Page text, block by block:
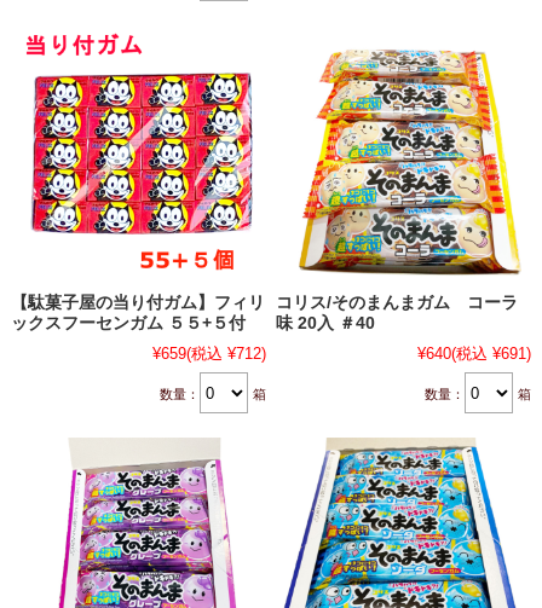
【駄菓子屋の当り付ガム】フィリ
ックスフーセンガム ５５+５付
¥659(税込 ¥712)
数量： 箱
コリス/そのまんまガム コーラ
味 20入 ＃40
¥640(税込 ¥691)
数量： 箱